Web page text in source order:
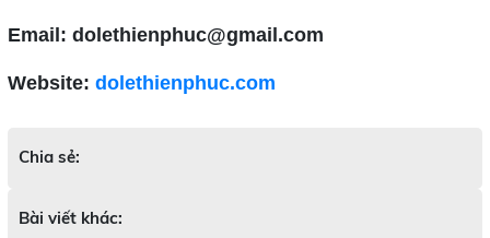
Email: dolethienphuc@gmail.com
Website: dolethienphuc.com
Chia sẻ:
Bài viết khác: